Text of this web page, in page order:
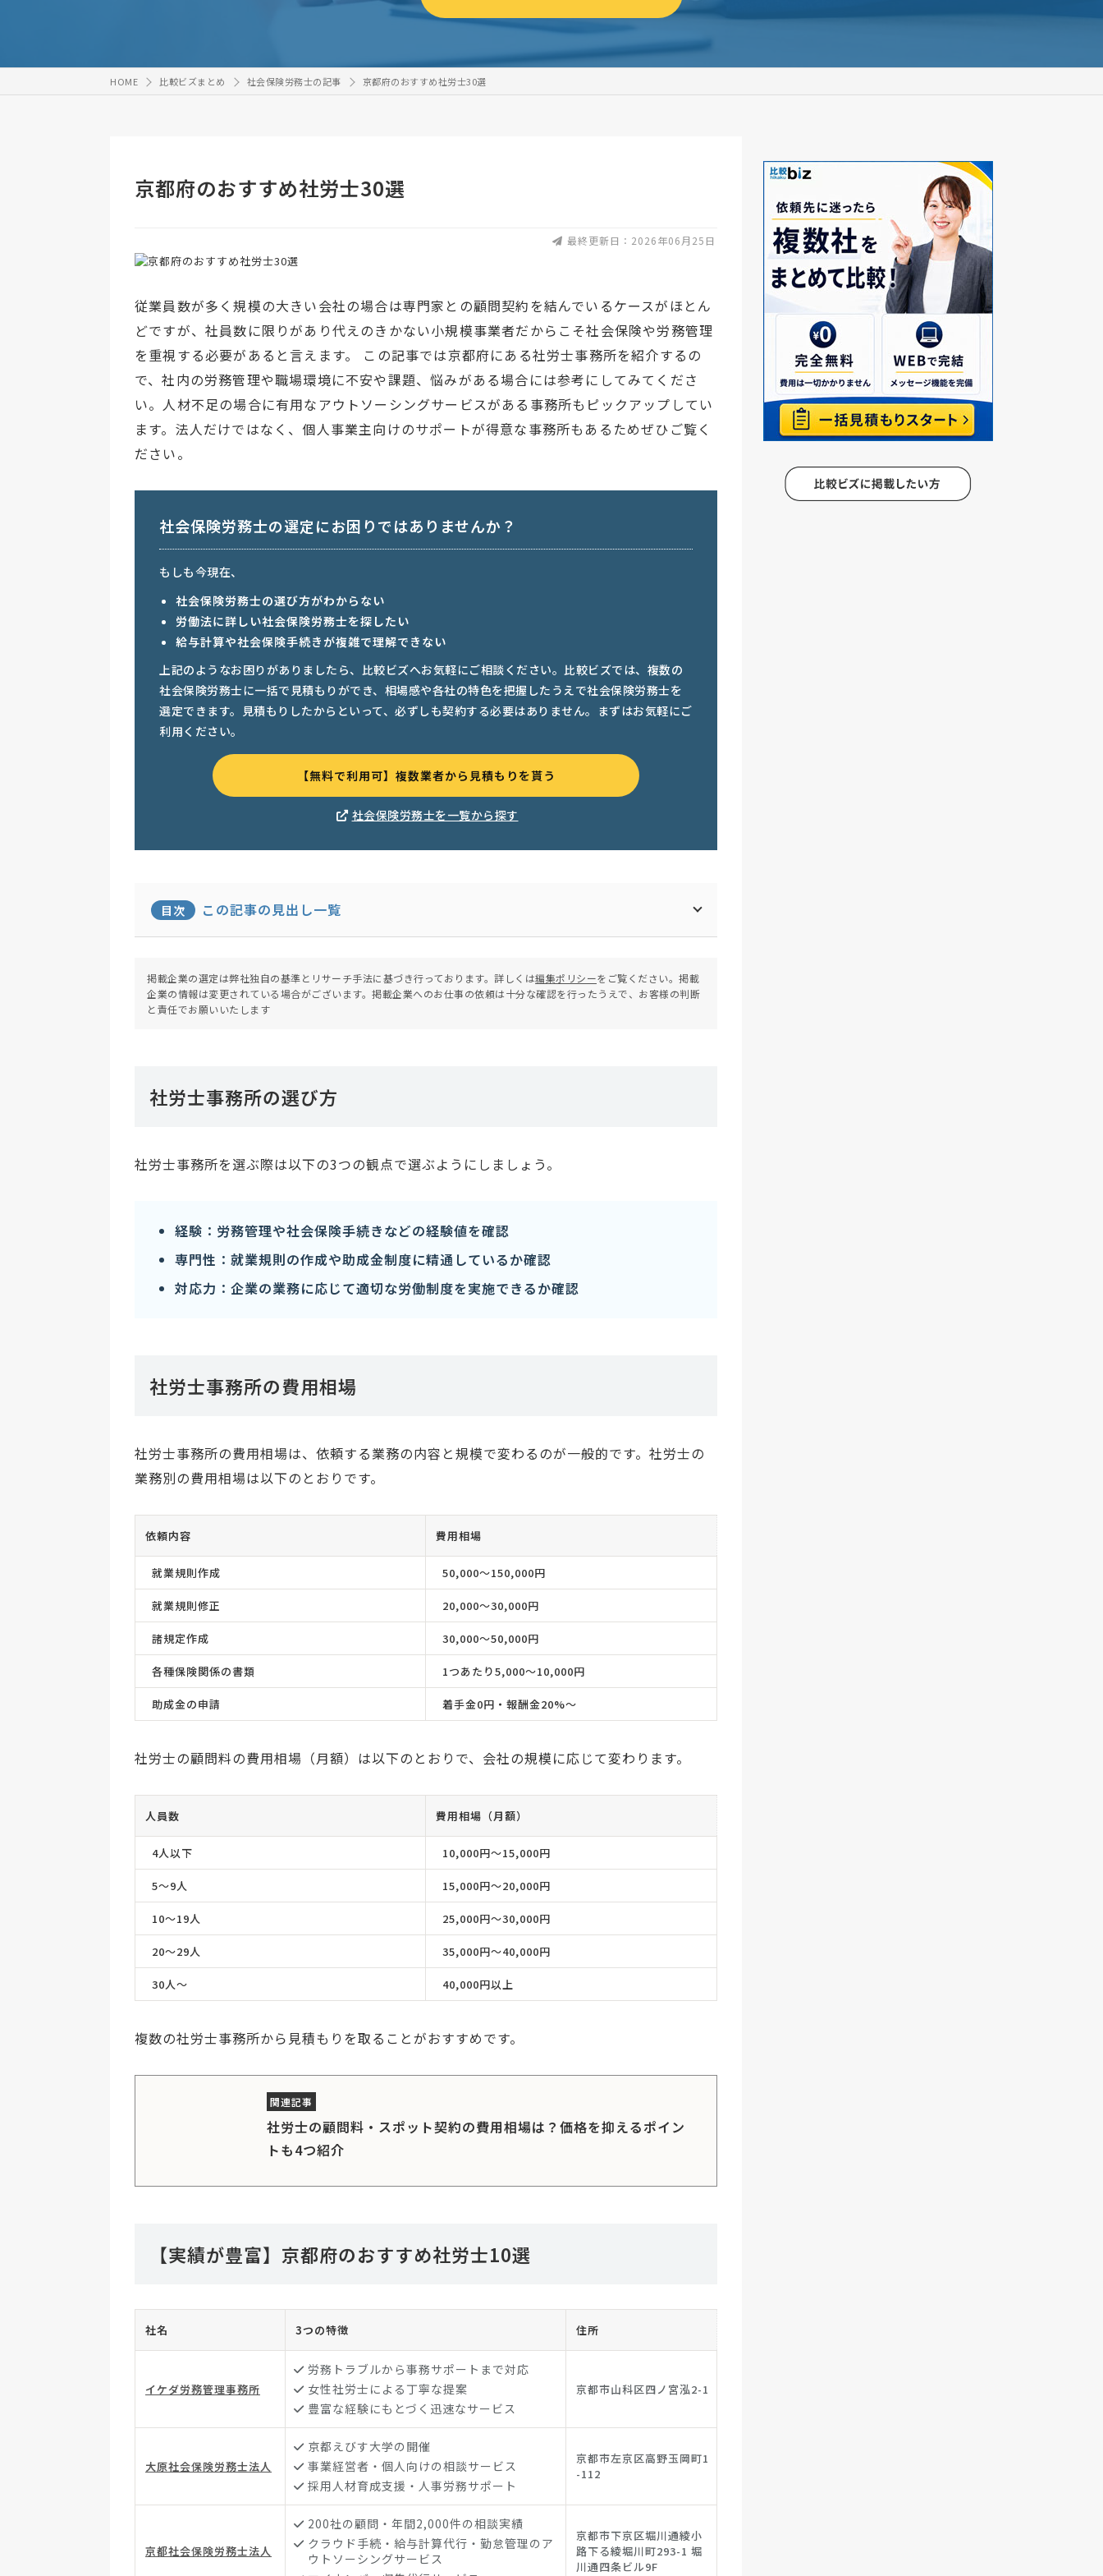
HOME 比較ビズまとめ 社会保険労務士の記事 京都府のおすすめ社労士30選
京都府のおすすめ社労士30選
最終更新日：2026年06月25日
従業員数が多く規模の大きい会社の場合は専門家との顧問契約を結んでいるケースがほとん
どですが、社員数に限りがあり代えのきかない小規模事業者だからこそ社会保険や労務管理
を重視する必要があると言えます。 この記事では京都府にある社労士事務所を紹介するの
で、社内の労務管理や職場環境に不安や課題、悩みがある場合には参考にしてみてくださ
い。人材不足の場合に有用なアウトソーシングサービスがある事務所もピックアップしてい
ます。法人だけではなく、個人事業主向けのサポートが得意な事務所もあるためぜひご覧く
ださい。
社会保険労務士の選定にお困りではありませんか？
もしも今現在、
社会保険労務士の選び方がわからない
労働法に詳しい社会保険労務士を探したい
給与計算や社会保険手続きが複雑で理解できない
上記のようなお困りがありましたら、比較ビズへお気軽にご相談ください。比較ビズでは、複数の
社会保険労務士に一括で見積もりができ、相場感や各社の特色を把握したうえで社会保険労務士を
選定できます。見積もりしたからといって、必ずしも契約する必要はありません。まずはお気軽にご
利用ください。
【無料で利用可】複数業者から見積もりを貰う
社会保険労務士を一覧から探す
目次 この記事の見出し一覧
掲載企業の選定は弊社独自の基準とリサーチ手法に基づき行っております。詳しくは編集ポリシーをご覧ください。掲載
企業の情報は変更されている場合がございます。掲載企業へのお仕事の依頼は十分な確認を行ったうえで、お客様の判断
と責任でお願いいたします
社労士事務所の選び方
社労士事務所を選ぶ際は以下の3つの観点で選ぶようにしましょう。
経験：労務管理や社会保険手続きなどの経験値を確認
専門性：就業規則の作成や助成金制度に精通しているか確認
対応力：企業の業務に応じて適切な労働制度を実施できるか確認
社労士事務所の費用相場
社労士事務所の費用相場は、依頼する業務の内容と規模で変わるのが一般的です。社労士の
業務別の費用相場は以下のとおりです。
依頼内容 費用相場
就業規則作成 50,000〜150,000円
就業規則修正 20,000〜30,000円
諸規定作成 30,000〜50,000円
各種保険関係の書類 1つあたり5,000〜10,000円
助成金の申請 着手金0円・報酬金20%〜
社労士の顧問料の費用相場（月額）は以下のとおりで、会社の規模に応じて変わります。
人員数 費用相場（月額）
4人以下 10,000円〜15,000円
5〜9人 15,000円〜20,000円
10〜19人 25,000円〜30,000円
20〜29人 35,000円〜40,000円
30人〜 40,000円以上
複数の社労士事務所から見積もりを取ることがおすすめです。
社労士の顧問料・スポット契約の費用相場は？価格を抑えるポイン
トも4つ紹介
【実績が豊富】京都府のおすすめ社労士10選
社名 3つの特徴 住所
イケダ労務管理事務所
労務トラブルから事務サポートまで対応
女性社労士による丁寧な提案
豊富な経験にもとづく迅速なサービス
京都市山科区四ノ宮泓2-1
大原社会保険労務士法人
京都えびす大学の開催
事業経営者・個人向けの相談サービス
採用人材育成支援・人事労務サポート
京都市左京区高野玉岡町1
-112
京都社会保険労務士法人
200社の顧問・年間2,000件の相談実績
クラウド手続・給与計算代行・勤怠管理のア
ウトソーシングサービス
京都市下京区堀川通綾小
路下る綾堀川町293-1 堀
川通四条ビル9F